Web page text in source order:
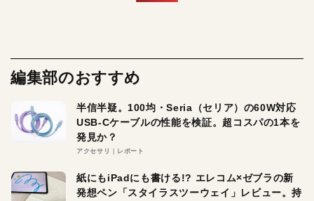
編集部のおすすめ
半信半疑。100均・Seria（セリア）の60W対応
USB-Cケーブルの性能を検証。超コスパの1本を
発見か？
アクセサリ レポート
紙にもiPadにも書ける!? エレコム×ゼブラの新
発想ペン「スタイラスツーウェイ」レビュー。持